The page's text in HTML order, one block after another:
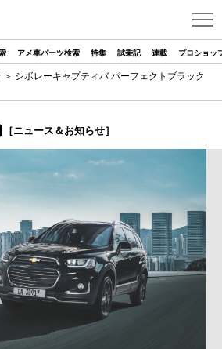
アメ車パーツ検索 特集 試乗記 連載 プロショッ
＞ シボレーキャプティバ パーフェクトブラック
［ニュース＆お知らせ］